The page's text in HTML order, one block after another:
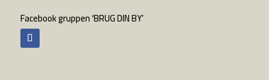
Facebook gruppen ‘BRUG DIN BY’